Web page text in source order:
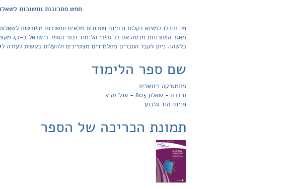
חפש פתרונות ותשובות לשאלות מהספר:
מאגר
כלשהו. ניתן לקבל הסברים מתלמידים מצטיינים ולהעלות בקשות לעזרה ל
שם ספר הלימוד
מתמטיקה ויזואלית
חוברת - שאלון 803 - אנליזה א
פנינה הוד גלבוע
תמונת הכריכה של הספר